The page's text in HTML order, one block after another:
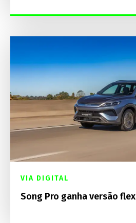
VIA DIGITAL
Song Pro ganha versão flex